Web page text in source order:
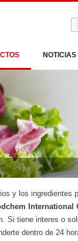
NOTICIAS
y los ingredientes
International
Si tiene interes o
dentro de 24